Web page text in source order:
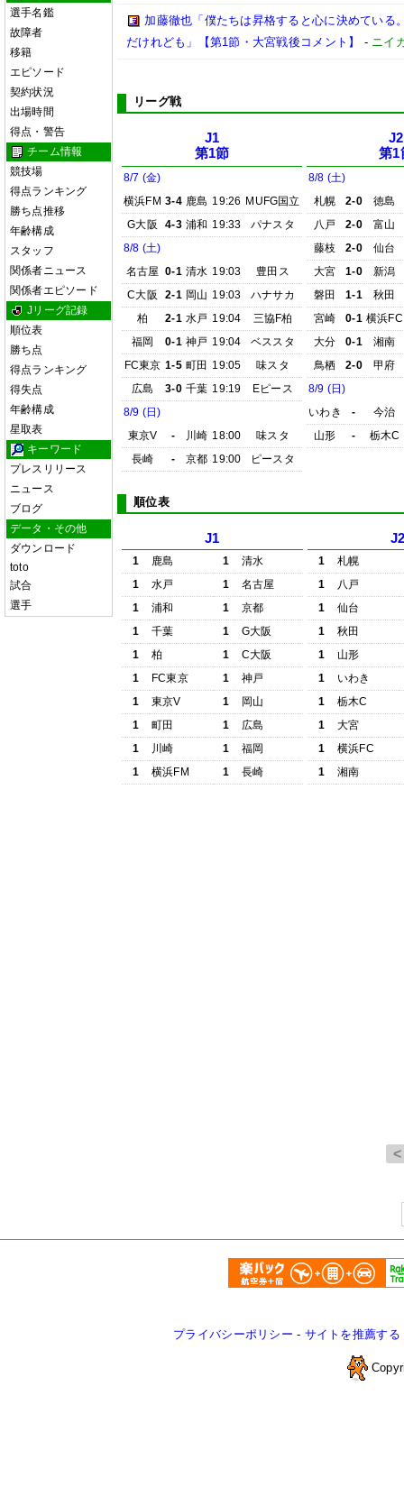
選手名鑑
故障者
移籍
エピソード
契約状況
出場時間
得点・警告
チーム情報
競技場
得点ランキング
勝ち点推移
年齢構成
スタッフ
関係者ニュース
関係者エピソード
Jリーグ記録
順位表
勝ち点
得点ランキング
得失点
年齢構成
星取表
キーワード
プレスリリース
ニュース
ブログ
データ・その他
ダウンロード
toto
試合
選手
加藤徹也「僕たちは昇格すると心に決めてい
だけれども」【第1節・大宮戦後コメント】
- ニイ
リーグ戦
J1
第1節
8/7 (金)
横浜FM 3-4 鹿島 19:26 MUFG国立
G大阪
4-3 浦和 19:33
パナスタ
8/8 (土)
名古屋 0-1 清水 19:03
豊田ス
C大阪
2-1 岡山 19:03
ハナサカ
柏
2-1 水戸 19:04
三協F柏
福岡
0-1 神戸 19:04
ベススタ
FC東京 1-5 町田 19:05
味スタ
広島
3-0 千葉 19:19
Eピース
8/9 (日)
東京V
- 川崎 18:00
味スタ
長崎
- 京都 19:00 ピースタ
J2
第1
8/8 (土)
札幌
2-0
徳島
八戸
2-0
富山
藤枝
2-0
仙台
大宮
1-0
新潟
磐田
1-1
秋田
宮崎
0-1 横浜FC
大分
0-1
湘南
鳥栖
2-0
甲府
8/9 (日)
いわき
-
今治
山形
- 栃木C
順位表
J1
1 鹿島 1
清水
1
水戸 1
名古屋
1
浦和 1
京都
1
千葉 1
G大阪
1
柏 1
C大阪
1
FC東京 1
神戸
1
東京V 1
岡山
1
町田 1
広島
1
川崎 1
福岡
1
横浜FM 1 長崎
1
札幌
1
八戸
1
仙台
1
秋田
1
山形
1
いわき
1
栃木C
1
大宮
1
横浜FC
1
湘南
プライバシーポリシー - サイトを推薦する